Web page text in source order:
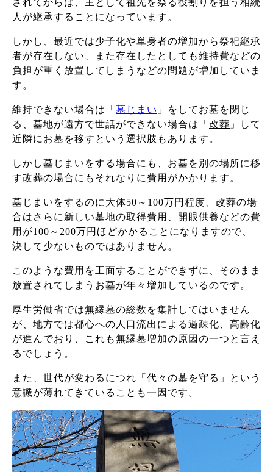
人が継承することになっています。
しかし、最近では少子化や単身者の増加から祭祀継承
者が存在しない、また存在したとしても維持費などの
負担が重く放置してしまうなどの問題が増加していま
す。
維持できない場合は「 墓じまい 」をしてお墓を閉じ
る、墓地が遠方で世話ができない場合は「 改葬 」して
近隣にお墓を移すという選択肢もあります。
しかし墓じまいをする場合にも、お墓を別の場所に移
す改葬の場合にもそれなりに費用がかかります。
墓じまいをするのに大体50～100万円程度、改葬の場
合はさらに新しい墓地の取得費用、開眼供養などの費
用が100～200万円ほどかかることになりますので、
決して少ないものではありません。
このような費用を工面することができずに、そのまま
放置されてしまうお墓が年々増加しているのです。
厚生労働省では無縁墓の総数を集計してはいません
が、地方では都心への人口流出による過疎化、高齢化
が進んでおり、これも無縁墓増加の原因の一つと言え
るでしょう。
また、世代が変わるにつれ「代々の墓を守る」という
意識が薄れてきていることも一因です。